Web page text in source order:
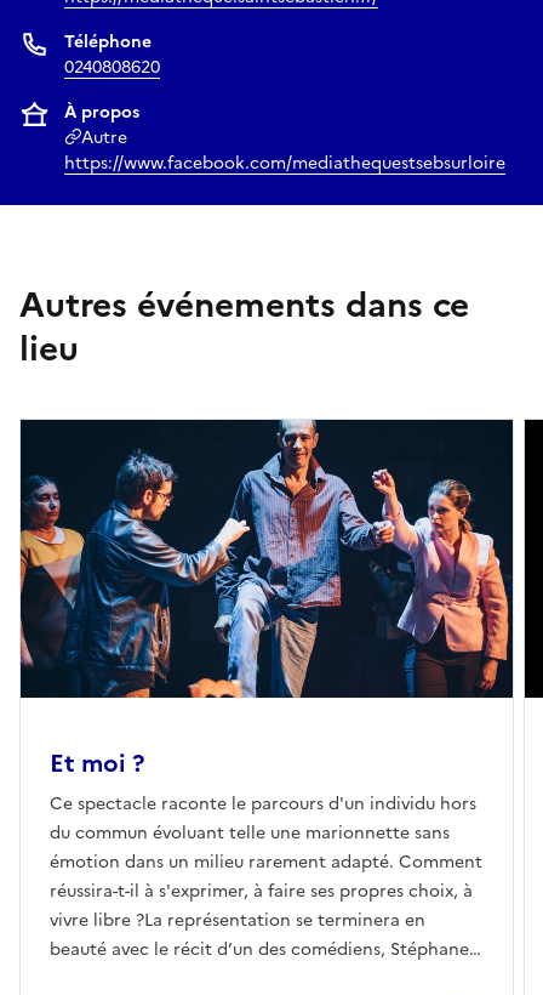
Téléphone
0240808620
À propos
Autre
https://www.facebook.com/mediathequestsebsurloire
Autres événements dans ce
lieu
Et moi ?
Ce spectacle raconte le parcours d'un individu hors
du commun évoluant telle une marionnette sans
émotion dans un milieu rarement adapté. Comment
réussira-t-il à s'exprimer, à faire ses propres choix, à
vivre libre ?La représentation se terminera en
beauté avec le récit d’un des comédiens, Stéphane